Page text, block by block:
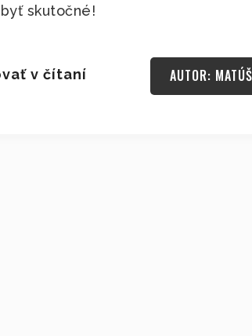
skutočné!
v čítaní AUTOR: